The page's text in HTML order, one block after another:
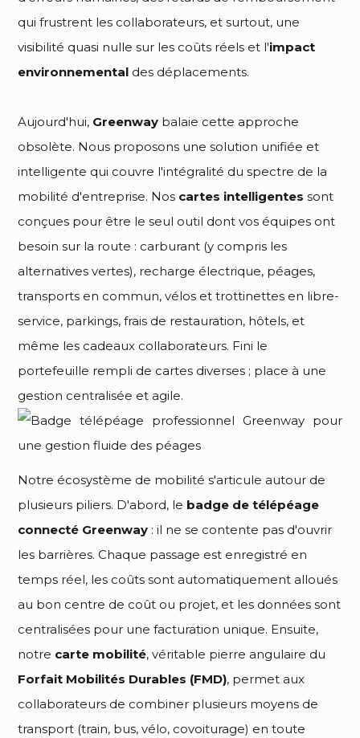
qui frustrent les collaborateurs, et surtout, une
visibilité quasi nulle sur les coûts réels et l'impact
environnemental des déplacements.
Aujourd'hui, Greenway balaie cette approche
obsolète. Nous proposons une solution unifiée et
intelligente qui couvre l'intégralité du spectre de la
mobilité d'entreprise. Nos cartes intelligentes sont
conçues pour être le seul outil dont vos équipes ont
besoin sur la route : carburant (y compris les
alternatives vertes), recharge électrique, péages,
transports en commun, vélos et trottinettes en libre-
service, parkings, frais de restauration, hôtels, et
même les cadeaux collaborateurs. Fini le
portefeuille rempli de cartes diverses ; place à une
gestion centralisée et agile.
Notre écosystème de mobilité s'articule autour de
plusieurs piliers. D'abord, le badge de télépéage
connecté Greenway : il ne se contente pas d'ouvrir
les barrières. Chaque passage est enregistré en
temps réel, les coûts sont automatiquement alloués
au bon centre de coût ou projet, et les données sont
centralisées pour une facturation unique. Ensuite,
notre carte mobilité, véritable pierre angulaire du
Forfait Mobilités Durables (FMD), permet aux
collaborateurs de combiner plusieurs moyens de
transport (train, bus, vélo, covoiturage) en toute